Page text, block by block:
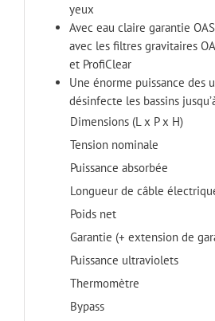
yeux
Avec eau claire garantie
avec les filtres gravitaires
et ProfiClear
Une énorme puissance des
désinfecte les bassins
Dimensions (L x P x H)
Tension nominale
Puissance absorbée
Longueur de câble
Poids net
Garantie (+ extension de
Puissance ultraviolets
Thermomètre
Bypass